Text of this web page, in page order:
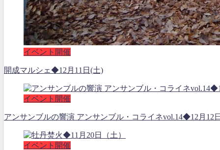
イベント開催
開成マルシェ◆12月11日(土)
イベント開催
アンサンブルの響演 アンサンブル・コライネvol.14◆12月12
イベント開催